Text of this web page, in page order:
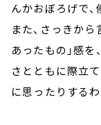
んかおぼろげで、
また、さっきか
あったもの」感
さとともに際立
に思ったりするわ